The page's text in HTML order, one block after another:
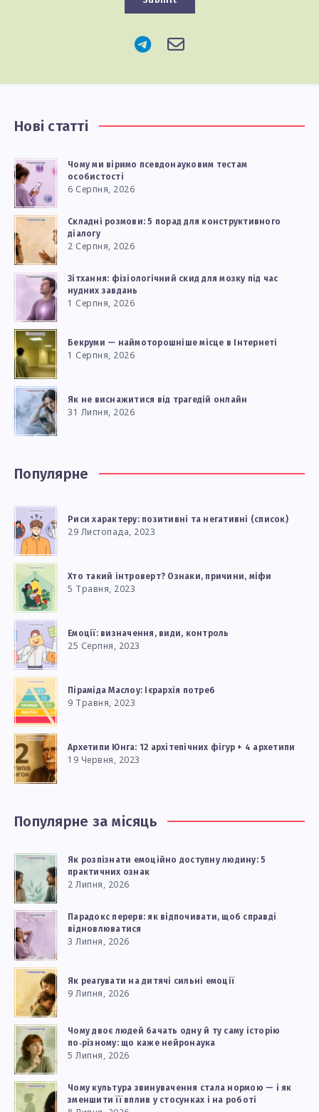
Нові статті
Чому ми віримо псевдонауковим тестам
особистості
6 Серпня, 2026
Складні розмови: 5 порад для конструктивного
діалогу
2 Серпня, 2026
Зітхання: фізіологічний скид для мозку під час
нудних завдань
1 Серпня, 2026
Бекруми — наймоторошніше місце в Інтернеті
1 Серпня, 2026
Як не виснажитися від трагедій онлайн
31 Липня, 2026
Популярне
Риси характеру: позитивні та негативні (список)
29 Листопада, 2023
Хто такий інтроверт? Ознаки, причини, міфи
5 Травня, 2023
Емоції: визначення, види, контроль
25 Серпня, 2023
Піраміда Маслоу: Ієрархія потреб
9 Травня, 2023
Архетипи Юнга: 12 архітепічних фігур + 4 архетипи
19 Червня, 2023
Популярне за місяць
Як розпізнати емоційно доступну людину: 5
практичних ознак
2 Липня, 2026
Парадокс перерв: як відпочивати, щоб справді
відновлюватися
3 Липня, 2026
Як реагувати на дитячі сильні емоції
9 Липня, 2026
Чому двоє людей бачать одну й ту саму історію
по‑різному: що каже нейронаука
5 Липня, 2026
Чому культура звинувачення стала нормою — і як
зменшити її вплив у стосунках і на роботі